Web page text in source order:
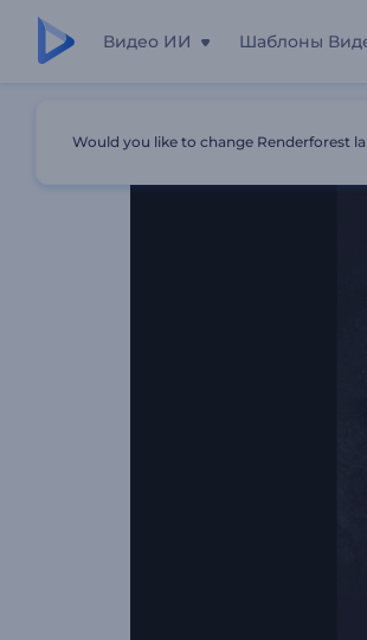
Видео ИИ Шаблоны
Would you like to change Renderforest